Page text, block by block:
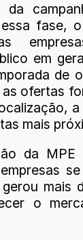
fase,
em
de
ofertas
mais
da MPE
mais
o